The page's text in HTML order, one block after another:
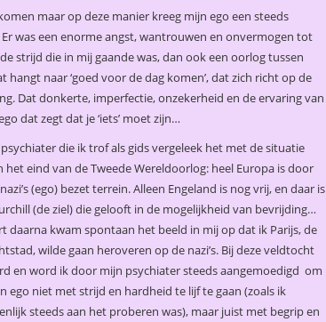
maar op deze manier kreeg mijn ego een steeds
was een enorme angst, wantrouwen en onvermogen tot
strijd die in mij gaande was, dan ook een oorlog tussen
naar ‘goed voor de dag komen’, dat zich richt op de
Dat donkerte, imperfectie, onzekerheid en de ervaring van
dat zegt dat je ‘iets’ moet zijn…
psychiater die ik trof als gids vergeleek het met de situatie
het eind van de Tweede Wereldoorlog: heel Europa is door
(ego) bezet terrein. Alleen Engeland is nog vrij, en daar is
(de ziel) die gelooft in de mogelijkheid van bevrijding…
daarna kwam spontaan het beeld in mij op dat ik Parijs, de
wilde gaan heroveren op de nazi’s. Bij deze veldtocht
en word ik door mijn psychiater steeds aangemoedigd om
ego niet met strijd en hardheid te lijf te gaan (zoals ik
steeds aan het proberen was), maar juist met begrip en